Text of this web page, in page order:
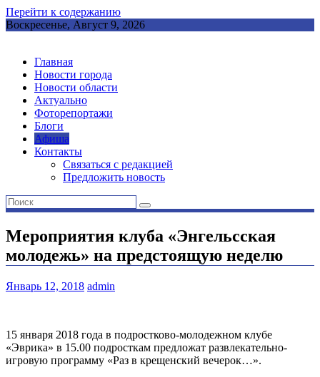
Перейти к содержанию
Воскресенье, Август 9, 2026
Главная
Новости города
Новости области
Актуально
Фоторепортажи
Блоги
Афиша
Контакты
Связаться с редакцией
Предложить новость
Мероприятия клуба «Энгельсская
молодежь» на предстоящую неделю
Январь 12, 2018 admin
15 января 2018 года в подростково-молодежном клубе
«Эврика» в 15.00 подросткам предложат развлекательно-
игровую программу «Раз в крещенский вечерок…».